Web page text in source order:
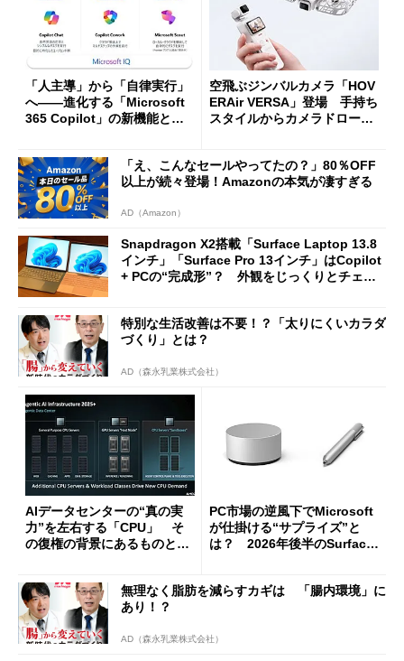
「人主導」から「自律実行」
へ――進化する「Microsoft
365 Copilot」の新機能とエ
空飛ぶジンバルカメラ「HOV
ERAir VERSA」登場 手持ち
スタイルからカメラドローン
「え、こんなセールやってたの？」80％OFF
以上が続々登場！Amazonの本気が凄すぎる
AD（Amazon）
Snapdragon X2搭載「Surface Laptop 13.8
インチ」「Surface Pro 13インチ」はCopilot
+ PCの“完成形”？ 外観をじっくりとチェッ
特別な生活改善は不要！？「太りにくいカラダ
づくり」とは？
AD（森永乳業株式会社）
AIデータセンターの“真の実
力”を左右する「CPU」 そ
の復権の背景にあるものと
PC市場の逆風下でMicrosoft
が仕掛ける“サプライズ”と
は？ 2026年後半のSurface
無理なく脂肪を減らすカギは 「腸内環境」に
あり！？
AD（森永乳業株式会社）